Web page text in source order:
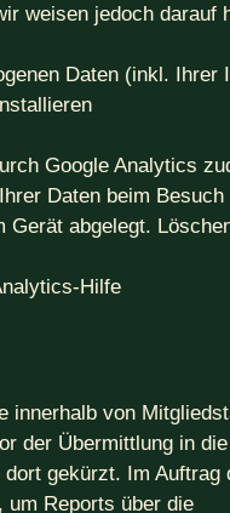
weisen jedoch darauf
Daten (inkl. Ihrer
Google Analytics
Daten beim Besuch
abgelegt.
Hilfe
innerhalb von
der Übermittlung in
gekürzt. Im Auftrag
um Reports über die